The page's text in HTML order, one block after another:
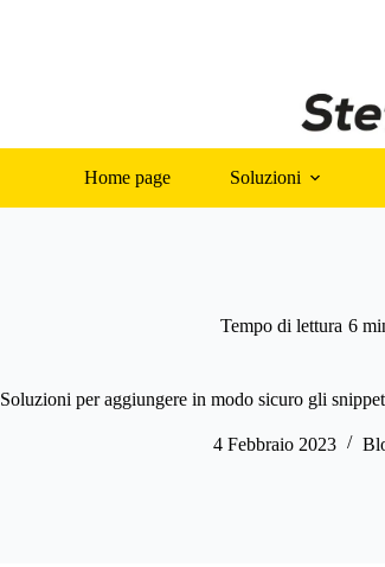
Home page Soluzioni
Tempo di lettura 6
Soluzioni per aggiungere in modo sicuro gli
4 Febbraio 2023